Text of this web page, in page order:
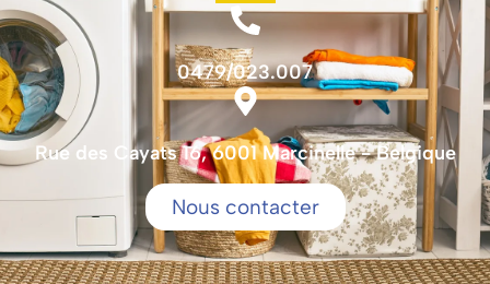
0479/023.007
Rue des Cayats 16, 6001 Marcinelle - Belgique
Nous contacter